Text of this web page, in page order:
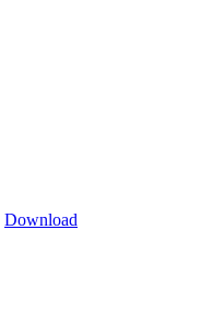
Download